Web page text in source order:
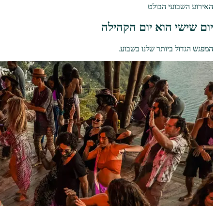
האירוע השבועי הבולט
יום שישי הוא יום הקהילה
המפגש הגדול ביותר שלנו בשבוע.